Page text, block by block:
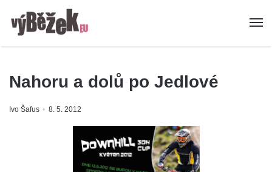
Nahoru a dolů po Jedlové
Ivo Šafus 8. 5. 2012